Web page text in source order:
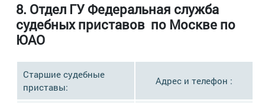
8. Отдел ГУ Федеральная служба
судебных приставов по Москве по
ЮАО
Старшие судебные
приставы:
Адрес и телефон :